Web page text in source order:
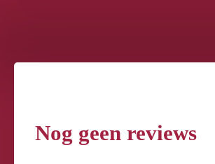
Nog geen reviews